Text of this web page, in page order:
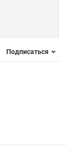
Подписаться